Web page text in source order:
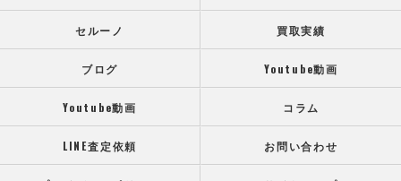
セルーノ 買取実績
ブログ Youtube動画
Youtube動画 コラム
LINE査定依頼 お問い合わせ